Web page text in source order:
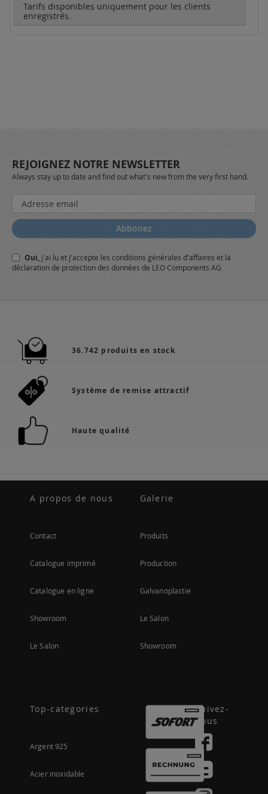
Tarifs disponibles uniquement pour les clients
enregistrés.
REJOIGNEZ NOTRE NEWSLETTER
Always stay up to date and find out what's new from the very first hand.
Inscription
à
notre
lettre
:
Abbonez
Oui, j'ai lu et j'accepte les conditions générales d'affaires et la
déclaration de protection des données de LEO Components AG
36.742 produits en stock
Système de remise attractif
Haute qualité
A propos de nous
Contact
Catalogue imprimé
Catalogue en ligne
Showroom
Le Salon
Galerie
Produits
Production
Galvanoplastie
Le Salon
Showroom
Top-categories
Argent 925
Acier inoxidable
Suivez-
nous